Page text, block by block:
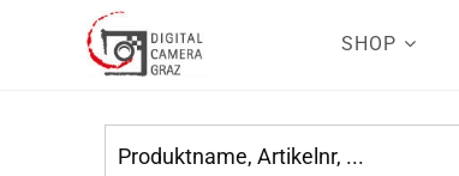
SHOP